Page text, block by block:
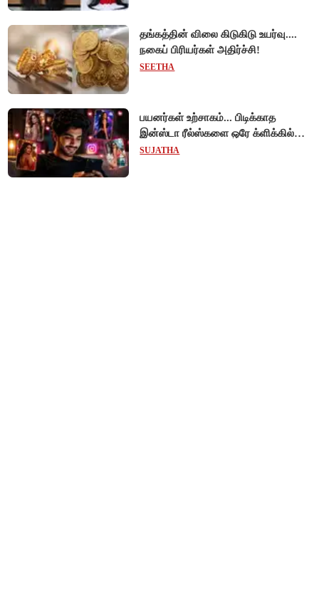
தங்கத்தின் விலை கிடுகிடு உயர்வு....
நகைப் பிரியர்கள் அதிர்ச்சி!
SEETHA
பயனர்கள் உற்சாகம்... பிடிக்காத
இன்ஸ்டா ரீல்ஸ்களை ஒரே க்ளிக்கில்
மாற்றியமைக்கலாம்!
SUJATHA